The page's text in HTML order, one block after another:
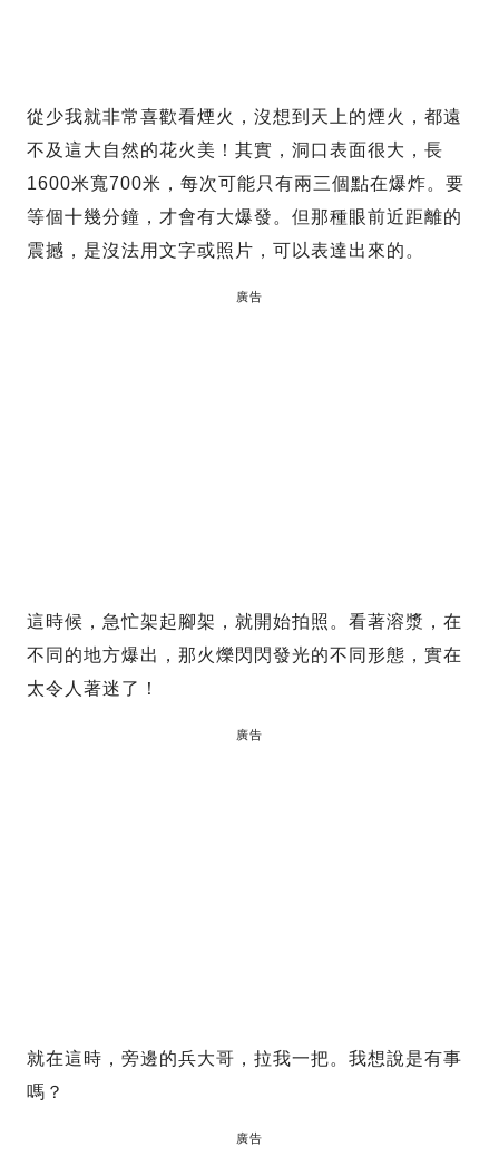
從少我就非常喜歡看煙火，沒想到天上的煙火，都遠
不及這大自然的花火美！其實，洞口表面很大，長
1600米寬700米，每次可能只有兩三個點在爆炸。要
等個十幾分鐘，才會有大爆發。但那種眼前近距離的
震撼，是沒法用文字或照片，可以表達出來的。
廣告
這時候，急忙架起腳架，就開始拍照。看著溶漿，在
不同的地方爆出，那火爍閃閃發光的不同形態，實在
太令人著迷了！
廣告
就在這時，旁邊的兵大哥，拉我一把。我想說是有事
嗎？
廣告